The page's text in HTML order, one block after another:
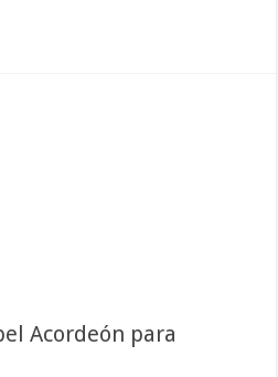
Acordeón para